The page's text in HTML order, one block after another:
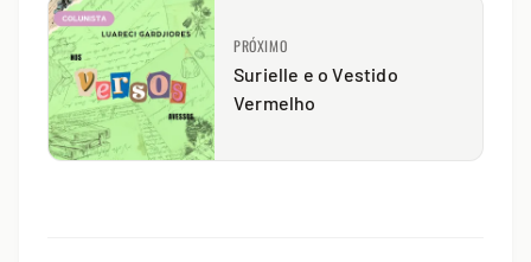
PRÓXIMO
Surielle e o Vestido
Vermelho